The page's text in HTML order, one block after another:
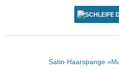
Satin-Haarspange